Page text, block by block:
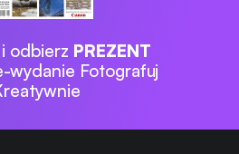
odbierz PREZENT
wydanie Fotografuj